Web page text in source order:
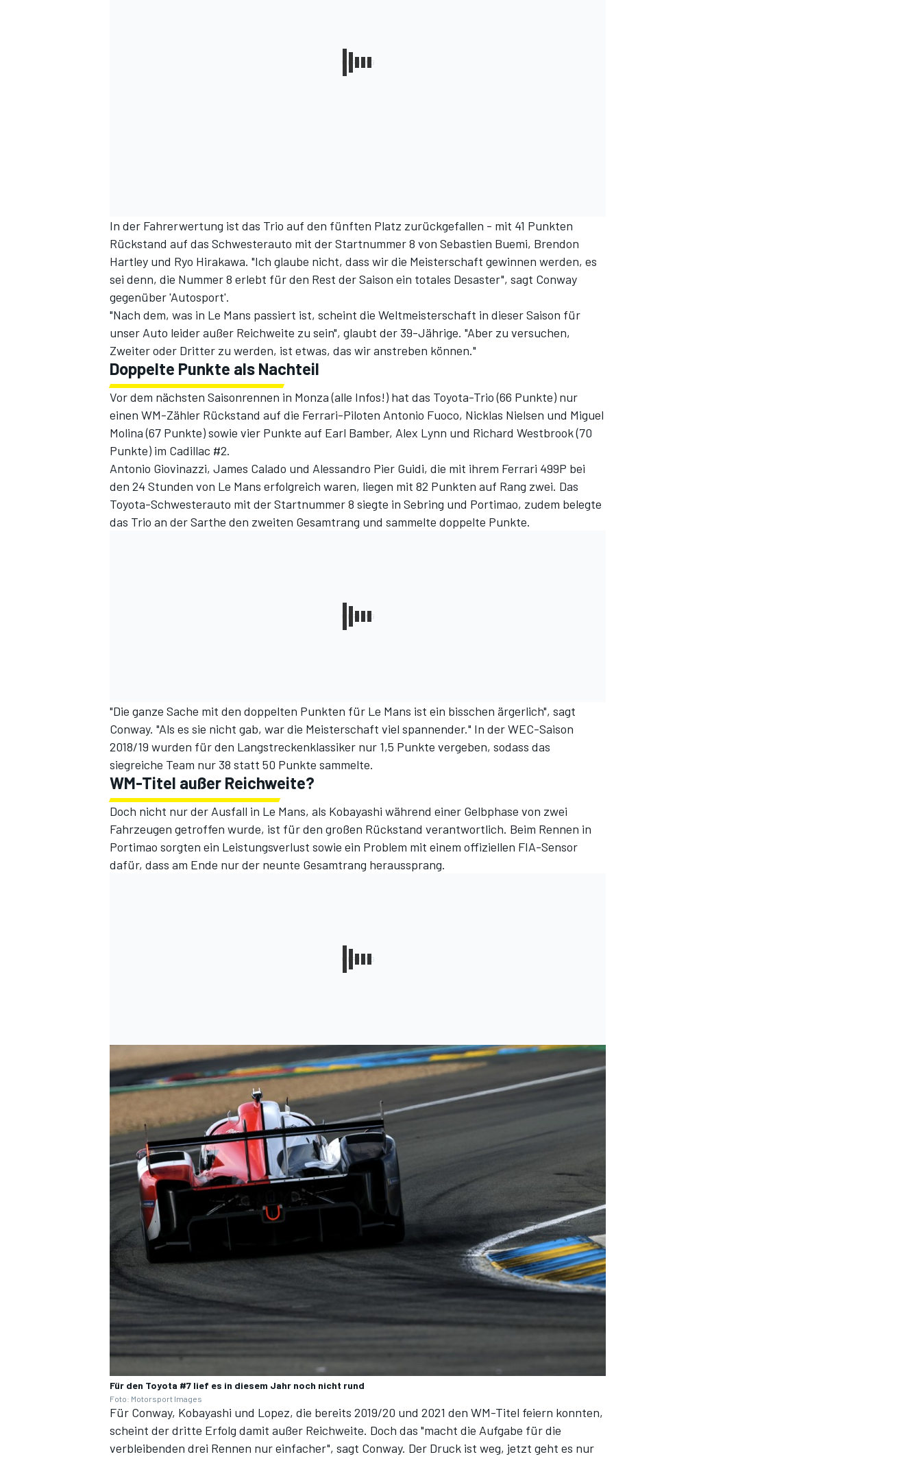
SPORTWAGEN
In der Fahrerwertung ist das Trio auf den fünften Platz zurückgefallen - mit 41 Punkten
Rückstand auf das Schwesterauto mit der Startnummer 8 von Sebastien Buemi, Brendon
Hartley und Ryo Hirakawa. "Ich glaube nicht, dass wir die Meisterschaft gewinnen werden, es
sei denn, die Nummer 8 erlebt für den Rest der Saison ein totales Desaster", sagt Conway
gegenüber 'Autosport'.
"Nach dem, was in Le Mans passiert ist, scheint die Weltmeisterschaft in dieser Saison für
unser Auto leider außer Reichweite zu sein", glaubt der 39-Jährige. "Aber zu versuchen,
Zweiter oder Dritter zu werden, ist etwas, das wir anstreben können."
Doppelte Punkte als Nachteil
Vor dem nächsten Saisonrennen in Monza (alle Infos!) hat das Toyota-Trio (66 Punkte) nur
einen WM-Zähler Rückstand auf die Ferrari-Piloten Antonio Fuoco, Nicklas Nielsen und Miguel
Molina (67 Punkte) sowie vier Punkte auf Earl Bamber, Alex Lynn und Richard Westbrook (70
Punkte) im Cadillac #2.
Antonio Giovinazzi, James Calado und Alessandro Pier Guidi, die mit ihrem Ferrari 499P bei
den 24 Stunden von Le Mans erfolgreich waren, liegen mit 82 Punkten auf Rang zwei. Das
Toyota-Schwesterauto mit der Startnummer 8 siegte in Sebring und Portimao, zudem belegte
das Trio an der Sarthe den zweiten Gesamtrang und sammelte doppelte Punkte.
"Die ganze Sache mit den doppelten Punkten für Le Mans ist ein bisschen ärgerlich", sagt
Conway. "Als es sie nicht gab, war die Meisterschaft viel spannender." In der WEC-Saison
2018/19 wurden für den Langstreckenklassiker nur 1,5 Punkte vergeben, sodass das
siegreiche Team nur 38 statt 50 Punkte sammelte.
WM-Titel außer Reichweite?
Doch nicht nur der Ausfall in Le Mans, als Kobayashi während einer Gelbphase von zwei
Fahrzeugen getroffen wurde, ist für den großen Rückstand verantwortlich. Beim Rennen in
Portimao sorgten ein Leistungsverlust sowie ein Problem mit einem offiziellen FIA-Sensor
dafür, dass am Ende nur der neunte Gesamtrang heraussprang.
Für den Toyota #7 lief es in diesem Jahr noch nicht rund
Foto: Motorsport Images
Für Conway, Kobayashi und Lopez, die bereits 2019/20 und 2021 den WM-Titel feiern konnten,
scheint der dritte Erfolg damit außer Reichweite. Doch das "macht die Aufgabe für die
verbleibenden drei Rennen nur einfacher", sagt Conway. Der Druck ist weg, jetzt geht es nur